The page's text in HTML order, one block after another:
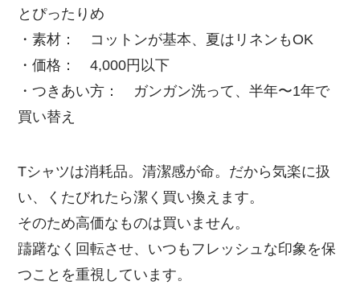
とぴったりめ
・素材： コットンが基本、夏はリネンもOK
・価格： 4,000円以下
・つきあい方： ガンガン洗って、半年〜1年で
買い替え
Tシャツは消耗品。清潔感が命。だから気楽に扱
い、くたびれたら潔く買い換えます。
そのため高価なものは買いません。
躊躇なく回転させ、いつもフレッシュな印象を保
つことを重視しています。